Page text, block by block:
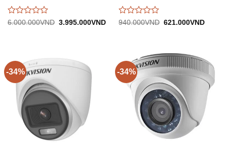
Được
5
6.000.000VND Giá
3.995.000VNDGiá
Được
5
940.000VND Giá
621.000VNDGiá
-34% -34%